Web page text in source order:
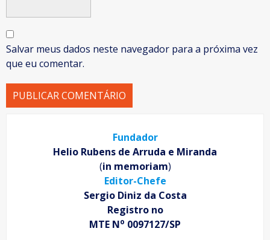
Salvar meus dados neste navegador para a próxima vez
que eu comentar.
Fundador
Helio Rubens de Arruda e Miranda
(in memoriam)
Editor-Chefe
Sergio Diniz da Costa
Registro no
MTE No 0097127/SP